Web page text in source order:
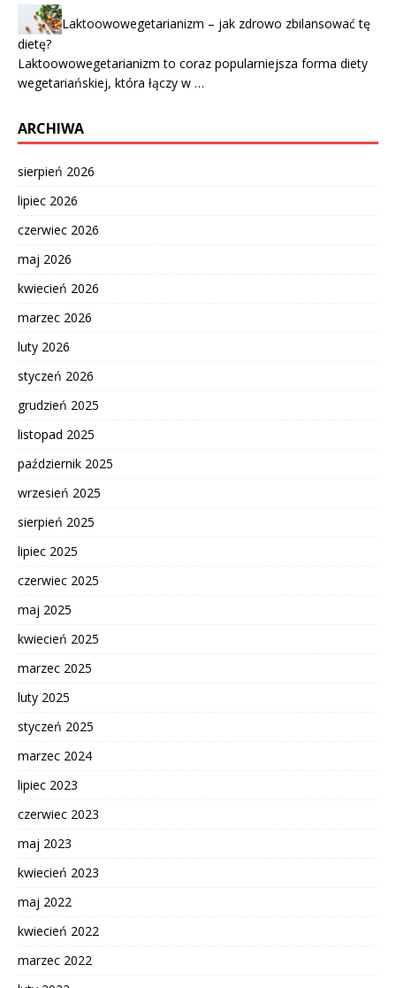
Laktoowowegetarianizm – jak zdrowo zbilansować tę
dietę?
Laktoowowegetarianizm to coraz popularniejsza forma diety
wegetariańskiej, która łączy w …
ARCHIWA
sierpień 2026
lipiec 2026
czerwiec 2026
maj 2026
kwiecień 2026
marzec 2026
luty 2026
styczeń 2026
grudzień 2025
listopad 2025
październik 2025
wrzesień 2025
sierpień 2025
lipiec 2025
czerwiec 2025
maj 2025
kwiecień 2025
marzec 2025
luty 2025
styczeń 2025
marzec 2024
lipiec 2023
czerwiec 2023
maj 2023
kwiecień 2023
maj 2022
kwiecień 2022
marzec 2022